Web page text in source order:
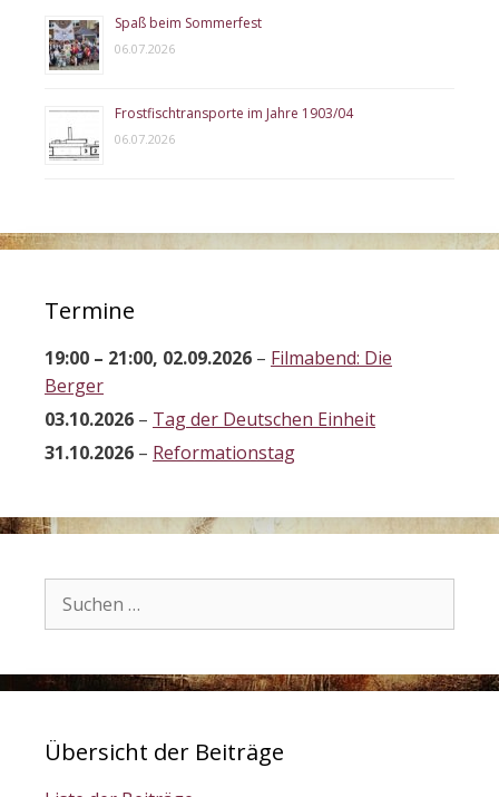
Spaß beim Sommerfest
06.07.2026
Frostfischtransporte im Jahre 1903/04
06.07.2026
Termine
19:00 – 21:00, 02.09.2026 – Filmabend: Die
Berger
03.10.2026 – Tag der Deutschen Einheit
31.10.2026 – Reformationstag
nach:
Übersicht der Beiträge